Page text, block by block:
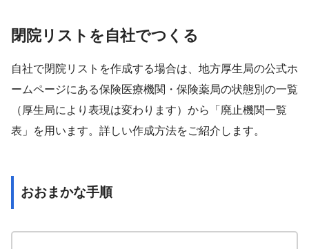
閉院リストを自社でつくる
自社で閉院リストを作成する場合は、地方厚生局の公式ホ
ームページにある保険医療機関・保険薬局の状態別の一覧
（厚生局により表現は変わります）から「廃止機関一覧
表」を用います。詳しい作成方法をご紹介します。
おおまかな手順